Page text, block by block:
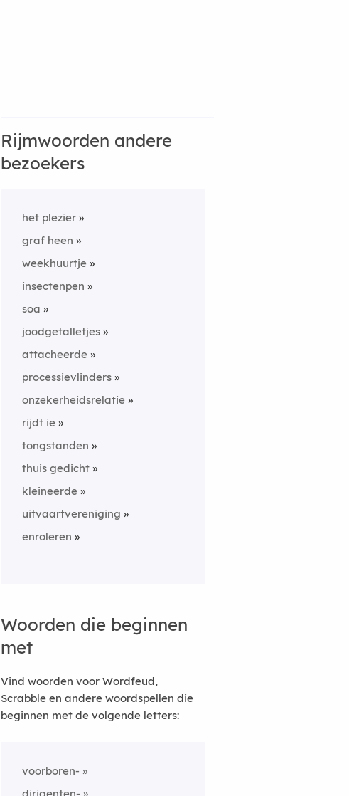
Rijmwoorden andere
bezoekers
het plezier
graf heen
weekhuurtje
insectenpen
soa
joodgetalletjes
attacheerde
processievlinders
onzekerheidsrelatie
rijdt ie
tongstanden
thuis gedicht
kleineerde
uitvaartvereniging
enroleren
Woorden die beginnen
met
Vind woorden voor Wordfeud,
Scrabble en andere woordspellen die
beginnen met de volgende letters:
voorboren-